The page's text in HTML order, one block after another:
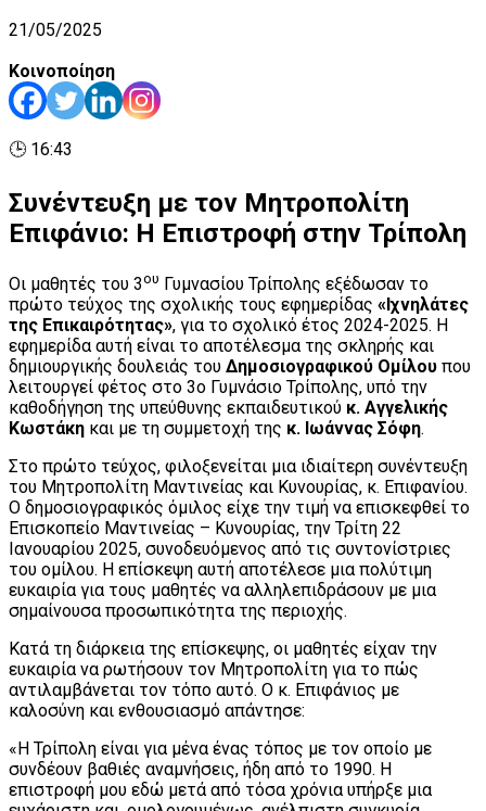
21/05/2025
Κοινοποίηση
🕒 16:43
Συνέντευξη με τον Μητροπολίτη
Επιφάνιο: Η Επιστροφή στην Τρίπολη
Οι μαθητές του 3ου Γυμνασίου Τρίπολης εξέδωσαν το
πρώτο τεύχος της σχολικής τους εφημερίδας «Ιχνηλάτες
της Επικαιρότητας», για το σχολικό έτος 2024-2025. Η
εφημερίδα αυτή είναι το αποτέλεσμα της σκληρής και
δημιουργικής δουλειάς του Δημοσιογραφικού Ομίλου που
λειτουργεί φέτος στο 3ο Γυμνάσιο Τρίπολης, υπό την
καθοδήγηση της υπεύθυνης εκπαιδευτικού κ. Αγγελικής
Κωστάκη και με τη συμμετοχή της κ. Ιωάννας Σόφη.
Στο πρώτο τεύχος, φιλοξενείται μια ιδιαίτερη συνέντευξη
του Μητροπολίτη Μαντινείας και Κυνουρίας, κ. Επιφανίου.
Ο δημοσιογραφικός όμιλος είχε την τιμή να επισκεφθεί το
Επισκοπείο Μαντινείας – Κυνουρίας, την Τρίτη 22
Ιανουαρίου 2025, συνοδευόμενος από τις συντονίστριες
του ομίλου. Η επίσκεψη αυτή αποτέλεσε μια πολύτιμη
ευκαιρία για τους μαθητές να αλληλεπιδράσουν με μια
σημαίνουσα προσωπικότητα της περιοχής.
Κατά τη διάρκεια της επίσκεψης, οι μαθητές είχαν την
ευκαιρία να ρωτήσουν τον Μητροπολίτη για το πώς
αντιλαμβάνεται τον τόπο αυτό. Ο κ. Επιφάνιος με
καλοσύνη και ενθουσιασμό απάντησε:
«Η Τρίπολη είναι για μένα ένας τόπος με τον οποίο με
συνδέουν βαθιές αναμνήσεις, ήδη από το 1990. Η
επιστροφή μου εδώ μετά από τόσα χρόνια υπήρξε μια